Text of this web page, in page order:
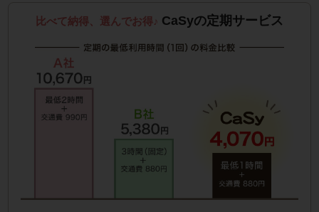
比べて納得、選んでお得♪ CaSyの定期サービス